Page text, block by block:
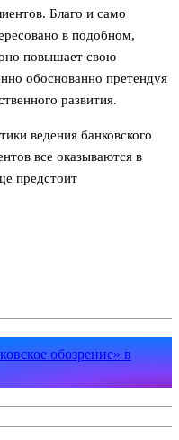
Благо и само
в подобном,
повышает свою
обоснованно претендуя
развития.
ведения банковского
все оказываются в
предстоит
обозрение» в